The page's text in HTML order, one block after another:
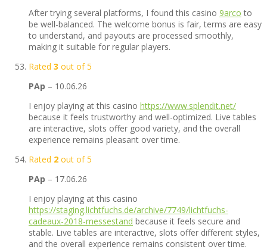
After trying several platforms, I found this casino 9arco to
be well-balanced. The welcome bonus is fair, terms are easy
to understand, and payouts are processed smoothly,
making it suitable for regular players.
Rated 3 out of 5
PAp – 10.06.26
I enjoy playing at this casino https://www.splendit.net/
because it feels trustworthy and well-optimized. Live tables
are interactive, slots offer good variety, and the overall
experience remains pleasant over time.
Rated 2 out of 5
PAp – 17.06.26
I enjoy playing at this casino
https://staging.lichtfuchs.de/archive/7749/lichtfuchs-
cadeaux-2018-messestand because it feels secure and
stable. Live tables are interactive, slots offer different styles,
and the overall experience remains consistent over time.